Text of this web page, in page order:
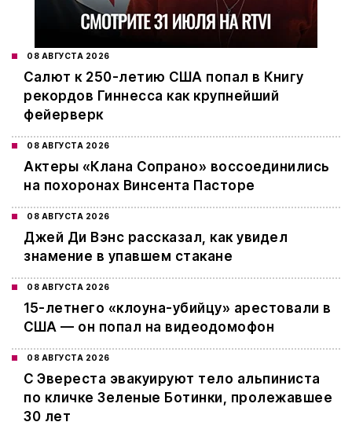
08 АВГУСТА 2026
Салют к 250-летию США попал в Книгу
рекордов Гиннесса как крупнейший
фейерверк
08 АВГУСТА 2026
Актеры «Клана Сопрано» воссоединились
на похоронах Винсента Пасторе
08 АВГУСТА 2026
Джей Ди Вэнс рассказал, как увидел
знамение в упавшем стакане
08 АВГУСТА 2026
15-летнего «клоуна-убийцу» арестовали в
США — он попал на видеодомофон
08 АВГУСТА 2026
С Эвереста эвакуируют тело альпиниста
по кличке Зеленые Ботинки, пролежавшее
30 лет